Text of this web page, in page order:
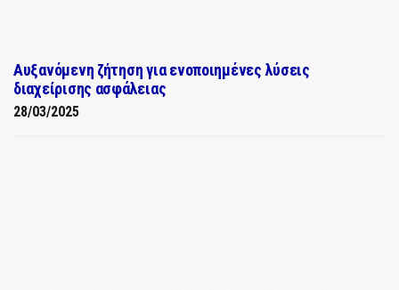
Αυξανόμενη ζήτηση για ενοποιημένες λύσεις
διαχείρισης ασφάλειας
28/03/2025